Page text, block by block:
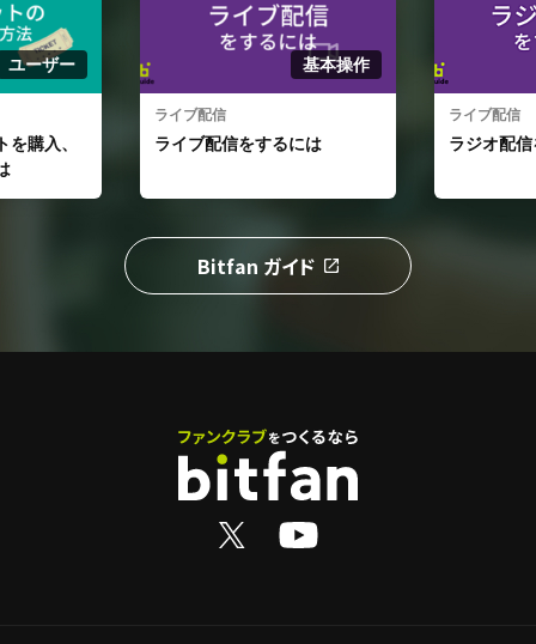
ユーザー
購入、
基本操作
ライブ配信
ライブ配信をするには
ライブ配信
ラジオ配
Bitfan ガイド